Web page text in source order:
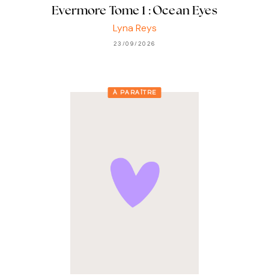
Evermore Tome 1 : Ocean Eyes
Lyna Reys
23/09/2026
À PARAÎTRE